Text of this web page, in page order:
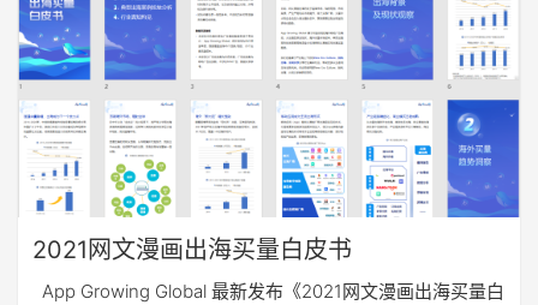
款产品的推出，2020年全球移动游戏市场规模实现稳步增…
2021网文漫画出海买量白皮书
App Growing Global 最新发布《2021网文漫画出海买量白